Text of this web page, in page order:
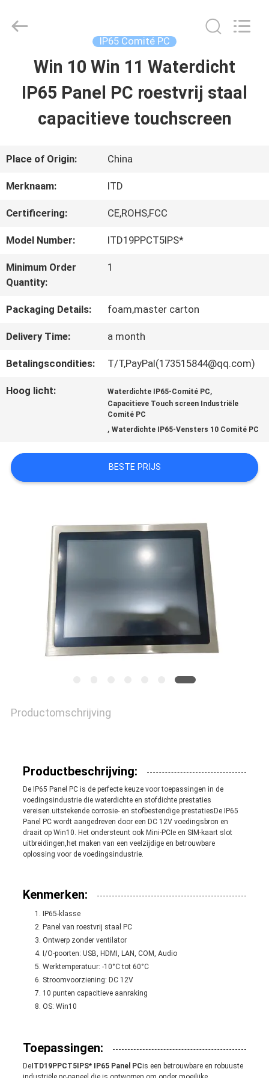
HUIS
PRODUCTEN
VIDEO'S
FABRIEKSREIS
KWALITEITSCONTROLE
CONTACTEER
OM EEN
CITAAT
SITEMAP
PRIVACY
POLICY
Display
Equipment
IP65 Comité PC
Win 10 Win 11 Waterdicht
IP65 Panel PC roestvrij staal
capacitieve touchscreen
Place of Origin: China
Merknaam: ITD
Certificering: CE,ROHS,FCC
Model Number: ITD19PPCT5IPS*
Minimum Order
Quantity:
1
Packaging Details: foam,master carton
Delivery Time: a month
Betalingscondities: T/T,PayPal(173515844@qq.com)
Hoog licht: Waterdichte IP65-Comité PC,
Capacitieve Touch screen Industriële
Comité PC
,Waterdichte IP65-Vensters 10 Comité PC
BESTE PRIJS
Productomschrijving
Productbeschrijving:
De IP65 Panel PC is de perfecte keuze voor toepassingen in de
voedingsindustrie die waterdichte en stofdichte prestaties
vereisen.uitstekende corrosie- en stofbestendige prestatiesDe IP65
Panel PC wordt aangedreven door een DC 12V voedingsbron en
draait op Win10. Het ondersteunt ook Mini-PCIe en SIM-kaart slot
uitbreidingen,het maken van een veelzijdige en betrouwbare
oplossing voor de voedingsindustrie.
Kenmerken:
IP65-klasse
Panel van roestvrij staal PC
Ontwerp zonder ventilator
I/O-poorten: USB, HDMI, LAN, COM, Audio
Werktemperatuur: -10°C tot 60°C
Stroomvoorziening: DC 12V
10 punten capacitieve aanraking
OS: Win10
Toepassingen:
DeITD19PPCT5IPS* IP65 Panel PCis een betrouwbare en robuuste